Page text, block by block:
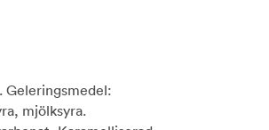
Geleringsmedel:
mjölksyra.